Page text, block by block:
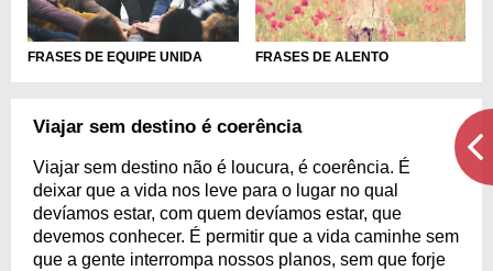
FRASES DE EQUIPE UNIDA FRASES DE ALENTO
Viajar sem destino é coerência
Viajar sem destino não é loucura, é coerência. É
deixar que a vida nos leve para o lugar no qual
devíamos estar, com quem devíamos estar, que
devemos conhecer. É permitir que a vida caminhe sem
que a gente interrompa nossos planos, sem que forje